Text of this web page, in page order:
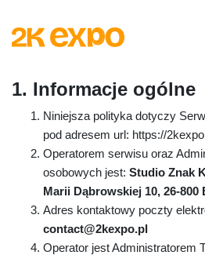
1. Informacje ogólne
Niniejsza polityka dotyczy
pod adresem url: https://
Operatorem serwisu oraz
osobowych jest: Studio Znak
Marii Dąbrowskiej 10, 26-800
Adres kontaktowy poczty
contact@2kexpo.pl
Operator jest Administratorem